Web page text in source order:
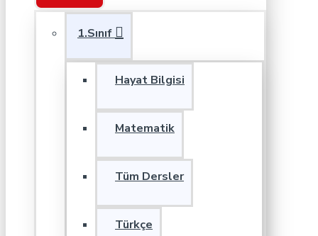
1.Sınıf
Hayat Bilgisi
Matematik
Tüm Dersler
Türkçe